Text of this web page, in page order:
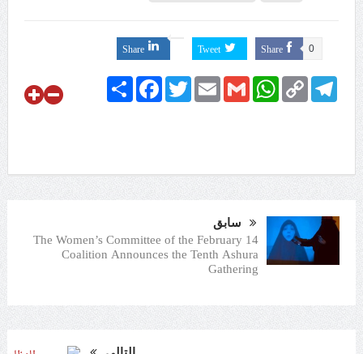
Share 0
Tweet
Share
ShareFacebookTwitterEmailGmail
WhatsApp Copy
Link
Telegram
سابق
The Women’s Committee of the February 14
Coalition Announces the Tenth Ashura
Gathering